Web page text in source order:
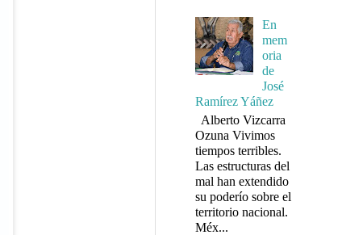
En
mem
oria
de
José
Ramírez Yáñez
Alberto Vizcarra
Ozuna Vivimos
tiempos terribles.
Las estructuras del
mal han extendido
su poderío sobre el
territorio nacional.
Méx...